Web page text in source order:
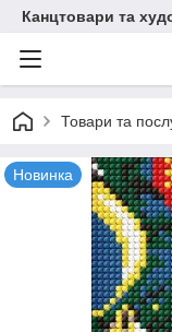
Канцтовари та
Товари та
Новинка